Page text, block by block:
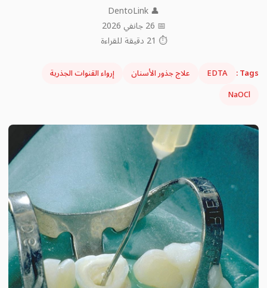
👤 DentoLink
📅 26 جانفي 2026
⏱ 21 دقيقة للقراءة
Tags :
EDTA علاج جذور الأسنان
إرواء القنوات الجذرية
NaOCl